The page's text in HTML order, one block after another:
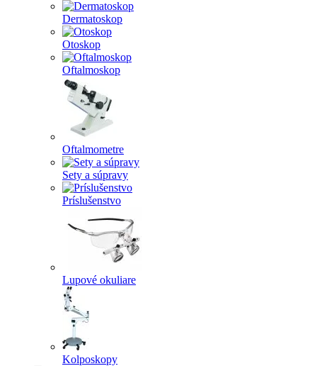
Dermatoskop
Otoskop
Oftalmoskop
Oftalmometre
Sety a súpravy
Príslušenstvo
Lupové okuliare
Kolposkopy